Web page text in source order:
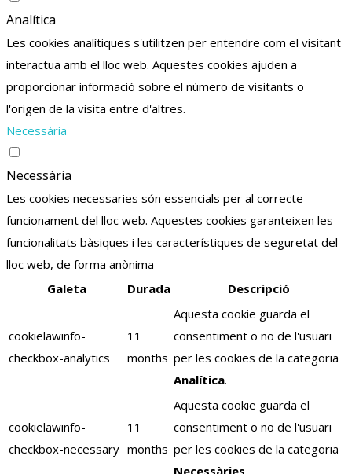
Analítica
Les cookies analítiques s'utilitzen per entendre com el visitant
interactua amb el lloc web. Aquestes cookies ajuden a
proporcionar informació sobre el número de visitants o
l'origen de la visita entre d'altres.
Necessària
Necessària
Les cookies necessaries són essencials per al correcte
funcionament del lloc web. Aquestes cookies garanteixen les
funcionalitats bàsiques i les característiques de seguretat del
lloc web, de forma anònima
Galeta
Durada Descripció
cookielawinfo-
checkbox-analytics
11
months
Aquesta cookie guarda el
consentiment o no de l'usuari
per les cookies de la categoria
Analítica.
cookielawinfo-
checkbox-necessary
11
months
Aquesta cookie guarda el
consentiment o no de l'usuari
per les cookies de la categoria
Necessàries